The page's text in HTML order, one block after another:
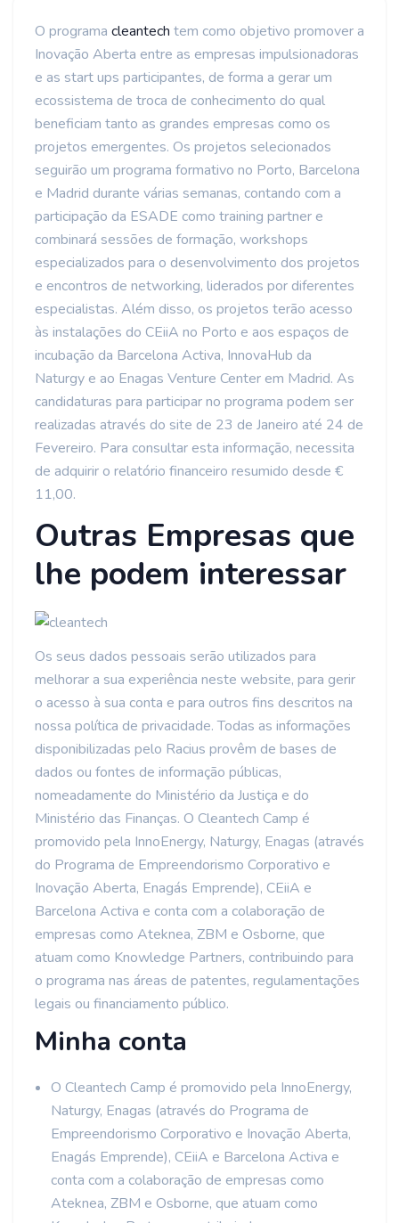
O programa cleantech tem como objetivo promover a
Inovação Aberta entre as empresas impulsionadoras
e as start ups participantes, de forma a gerar um
ecossistema de troca de conhecimento do qual
beneficiam tanto as grandes empresas como os
projetos emergentes. Os projetos selecionados
seguirão um programa formativo no Porto, Barcelona
e Madrid durante várias semanas, contando com a
participação da ESADE como training partner e
combinará sessões de formação, workshops
especializados para o desenvolvimento dos projetos
e encontros de networking, liderados por diferentes
especialistas. Além disso, os projetos terão acesso
às instalações do CEiiA no Porto e aos espaços de
incubação da Barcelona Activa, InnovaHub da
Naturgy e ao Enagas Venture Center em Madrid. As
candidaturas para participar no programa podem ser
realizadas através do site de 23 de Janeiro até 24 de
Fevereiro. Para consultar esta informação, necessita
de adquirir o relatório financeiro resumido desde €
11,00.
Outras Empresas que
lhe podem interessar
Os seus dados pessoais serão utilizados para
melhorar a sua experiência neste website, para gerir
o acesso à sua conta e para outros fins descritos na
nossa política de privacidade. Todas as informações
disponibilizadas pelo Racius provêm de bases de
dados ou fontes de informação públicas,
nomeadamente do Ministério da Justiça e do
Ministério das Finanças. O Cleantech Camp é
promovido pela InnoEnergy, Naturgy, Enagas (através
do Programa de Empreendorismo Corporativo e
Inovação Aberta, Enagás Emprende), CEiiA e
Barcelona Activa e conta com a colaboração de
empresas como Ateknea, ZBM e Osborne, que
atuam como Knowledge Partners, contribuindo para
o programa nas áreas de patentes, regulamentações
legais ou financiamento público.
Minha conta
O Cleantech Camp é promovido pela InnoEnergy,
Naturgy, Enagas (através do Programa de
Empreendorismo Corporativo e Inovação Aberta,
Enagás Emprende), CEiiA e Barcelona Activa e
conta com a colaboração de empresas como
Ateknea, ZBM e Osborne, que atuam como